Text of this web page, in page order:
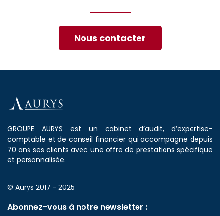
Nous contacter
GROUPE AURYS est un cabinet d’audit, d’expertise-
comptable et de conseil financier qui accompagne depuis
70 ans ses clients avec une offre de prestations spécifique
et personnalisée.
© Aurys 2017 - 2025
Abonnez-vous à notre newsletter :